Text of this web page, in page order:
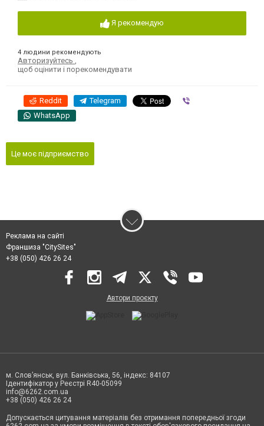
Я рекомендую
4 людини рекомендують
Авторизуйтесь
щоб оцінити і порекомендувати
Reddit Telegram
WhatsApp
Це моє підприємство
Реклама на сайті
Франшиза "CitySites"
+38 (050) 426 26 24
Автори проєкту
м. Слов’янськ, вул. Банківська, 56, індекс: 84107
Ідентифікатор у Реєстрі R40-05099
info@6262.com.ua
+38 (050) 426 26 24
Допускається цитування матеріалів без отримання попередньої згоди